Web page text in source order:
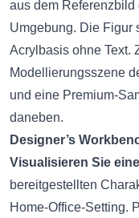
aus dem Referenzbild
Umgebung. Die Figur
Acrylbasis ohne Text.
Modellierungsszene
und eine Premium-
daneben.
Designer’s
Visualisieren Sie
bereitgestellten
Home-Office-Setting.